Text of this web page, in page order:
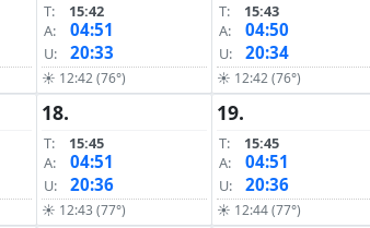
T:
15:42
A:
04:51
U: 20:33
☀ 12:42 (76°)
T:
15:43
A:
04:50
U: 20:34
☀ 12:42 (76°)
18.
T:
15:45
A:
04:51
U: 20:36
☀ 12:43 (77°)
19.
T:
15:45
A:
04:51
U: 20:36
☀ 12:44 (77°)